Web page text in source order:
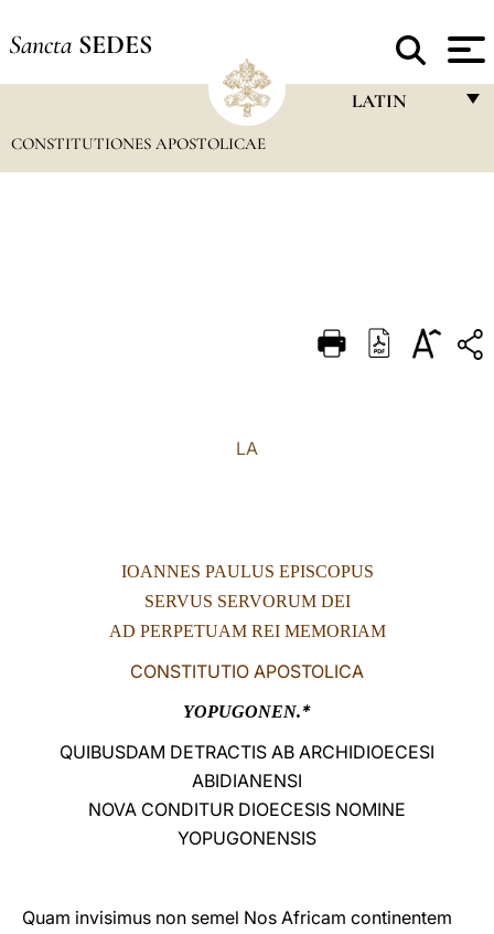
Sancta SEDES
LATIN
DEUTSCH
CONSTITUTIONES APOSTOLICAE
LA
IOANNES PAULUS EPISCOPUS
SERVUS SERVORUM DEI
AD PERPETUAM REI MEMORIAM
CONSTITUTIO APOSTOLICA
YOPUGONEN.*
QUIBUSDAM DETRACTIS AB ARCHIDIOECESI
ABIDIANENSI
NOVA CONDITUR DIOECESIS NOMINE
YOPUGONENSIS
Quam invisimus non semel Nos Africam continentem